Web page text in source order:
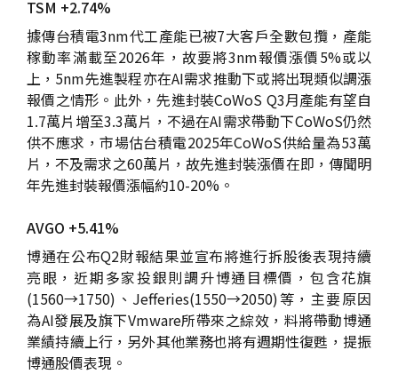
TSM +2.74%
據傳台積電3nm代工產能已被7大客戶全數包攬，產能
稼動率滿載至2026年，故要將3nm報價漲價5%或以
上，5nm先進製程亦在AI需求推動下或將出現類似調漲
報價之情形。此外，先進封裝CoWoS Q3月產能有望自
1.7萬片增至3.3萬片，不過在AI需求帶動下CoWoS仍然
供不應求，市場估台積電2025年CoWoS供給量為53萬
片，不及需求之60萬片，故先進封裝漲價在即，傳聞明
年先進封裝報價漲幅約10-20%。
AVGO +5.41%
博通在公布Q2財報結果並宣布將進行拆股後表現持續
亮眼，近期多家投銀則調升博通目標價，包含花旗
(1560→1750)、Jefferies(1550→2050)等，主要原因
為AI發展及旗下Vmware所帶來之綜效，料將帶動博通
業績持續上行，另外其他業務也將有週期性復甦，提振
博通股價表現。